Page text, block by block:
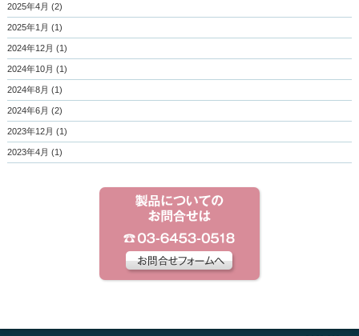
2025年4月 (2)
2025年1月 (1)
2024年12月 (1)
2024年10月 (1)
2024年8月 (1)
2024年6月 (2)
2023年12月 (1)
2023年4月 (1)